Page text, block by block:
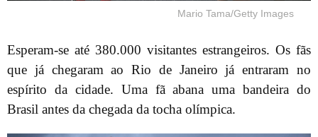
Mario Tama/Getty Images
Esperam-se até 380.000 visitantes estrangeiros. Os fãs
que já chegaram ao Rio de Janeiro já entraram no
espírito da cidade. Uma fã abana uma bandeira do
Brasil antes da chegada da tocha olímpica.